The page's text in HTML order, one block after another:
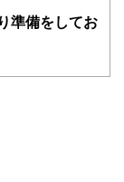
準備をしてお